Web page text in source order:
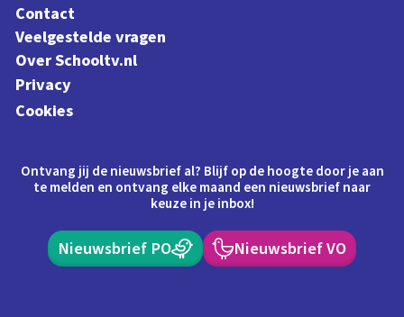
Contact
Veelgestelde vragen
Over Schooltv.nl
Privacy
Cookies
Ontvang jij de nieuwsbrief al? Blijf op de hoogte door je aan
te melden en ontvang elke maand een nieuwsbrief naar
keuze in je inbox!
Nieuwsbrief PO Nieuwsbrief VO